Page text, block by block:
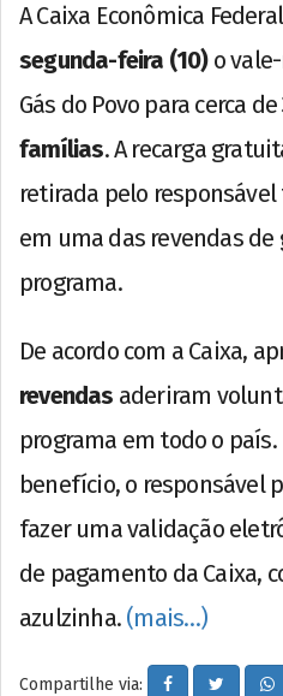
A Caixa Econômica
segunda-feira (10)o vale-
Gás do Povo para cerca de
famílias. A recarga
retirada pelo
em uma das revendas de
programa.
De acordo com a Caixa,
revendas aderiram
programa em todo o
benefício, o responsável
fazer uma validação
de pagamento da Caixa,
azulzinha. (mais…)
Compartilhe via: